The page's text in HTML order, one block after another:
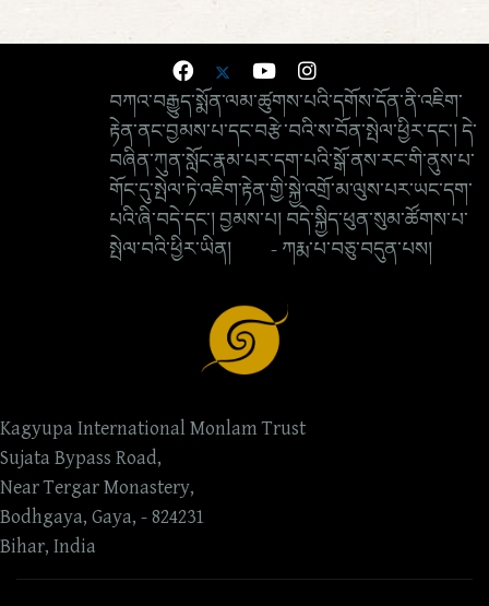
བཀའ་བརྒྱུད་སྨོན་ལམ་ཚུགས་པའི་དགོས་དོན་ནི་འཇིག་
རྟེན་ནང་བྱམས་པ་དང་བརྩེ་བའི་ས་བོན་སྤེལ་ཕྱིར་དང་། དེ་
བཞིན་ཀུན་སློང་རྣམ་པར་དག་པའི་སྒོ་ནས་རང་གི་ནུས་པ་
གོང་དུ་སྤེལ་ཏེ་འཇིག་རྟེན་གྱི་སྐྱེ་འགྲོ་མ་ལུས་པར་ཡང་དག་
པའི་ཞི་བདེ་དང་། བྱམས་པ། བདེ་སྐྱིད་ཕུན་སུམ་ཚོགས་པ་
སྤེལ་བའི་ཕྱིར་ཡིན། - ཀརྨ་པ་བཅུ་བདུན་པས།
Kagyupa International Monlam Trust
Sujata Bypass Road,
Near Tergar Monastery,
Bodhgaya, Gaya, - 824231
Bihar, India